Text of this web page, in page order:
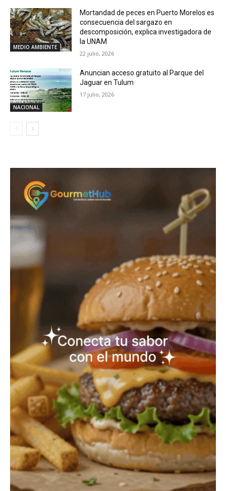
MEDIO AMBIENTE
Mortandad de peces en Puerto Morelos es
consecuencia del sargazo en
descomposición, explica investigadora de
la UNAM
22 julio, 2026
NACIONAL
Anuncian acceso gratuito al Parque del
Jaguar en Tulum
17 julio, 2026